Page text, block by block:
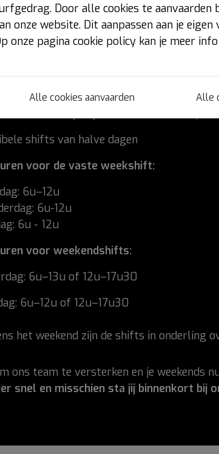
WIJ JOU?
shifts van halve dagen
voor de vaste weekshift:
6u–12u
6u-12u
6u - 12u
voor weekendshifts:
6u–13u of 12u–17u30
6u–12u of 12u–17u30
het weekend zijn de shifts in onderling
ons team te versterken en je weekends
snel en misschien sta jij binnenkort bij
Door alle cookies te aanvaarden
onze website. Dit aanpassen aan je eigen
onze pagina cookie policy kan je meer
Alle